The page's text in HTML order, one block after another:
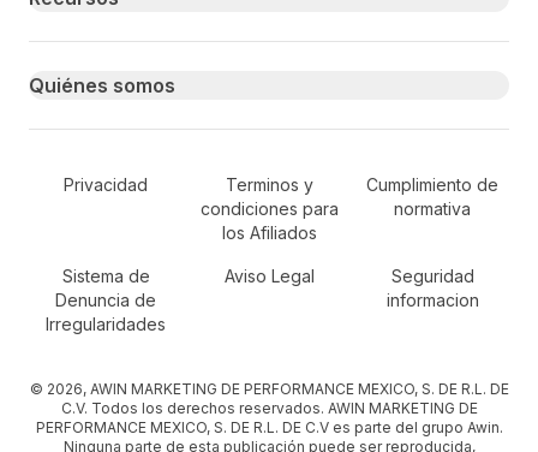
Quiénes somos
Secondary Footer Navigation
Privacidad
Terminos y
condiciones para
los Afiliados
Cumplimiento de
normativa
Sistema de
Denuncia de
Irregularidades
Aviso Legal
Seguridad
informacion
© 2026, AWIN MARKETING DE PERFORMANCE MEXICO, S. DE R.L. DE
C.V. Todos los derechos reservados. AWIN MARKETING DE
PERFORMANCE MEXICO, S. DE R.L. DE C.V es parte del grupo Awin.
Ninguna parte de esta publicación puede ser reproducida,